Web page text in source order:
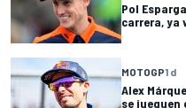
Pol
carrera, ya
MOTOGP1 d
Alex
se jueguen